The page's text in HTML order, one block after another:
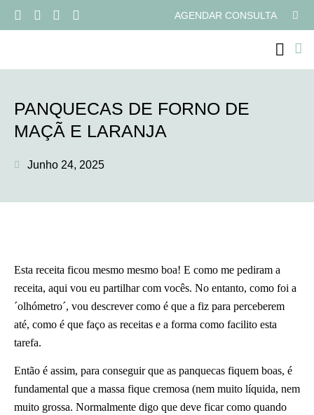
AGENDAR CONSULTA
PANQUECAS DE FORNO DE
MAÇÃ E LARANJA
Junho 24, 2025
Esta receita ficou mesmo mesmo boa! E como me pediram a
receita, aqui vou eu partilhar com vocês. No entanto, como foi a
´olhómetro´, vou descrever como é que a fiz para perceberem
até, como é que faço as receitas e a forma como facilito esta
tarefa.
Então é assim, para conseguir que as panquecas fiquem boas, é
fundamental que a massa fique cremosa (nem muito líquida, nem
muito grossa. Normalmente digo que deve ficar como quando